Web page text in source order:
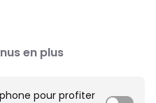
en plus
pour profiter